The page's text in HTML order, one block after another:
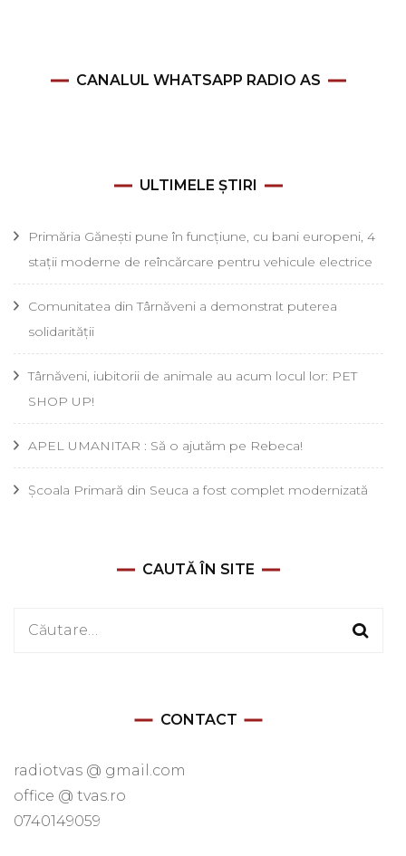
CANALUL WHATSAPP RADIO AS
ULTIMELE ȘTIRI
Primăria Gănești pune în funcțiune, cu bani europeni, 4
stații moderne de reîncărcare pentru vehicule electrice
Comunitatea din Târnăveni a demonstrat puterea
solidarității
Târnăveni, iubitorii de animale au acum locul lor: PET
SHOP UP!
APEL UMANITAR : Să o ajutăm pe Rebeca!
Școala Primară din Seuca a fost complet modernizată
CAUTĂ ÎN SITE
Caută
CONTACT
radiotvas @ gmail.com
office @ tvas.ro
0740149059